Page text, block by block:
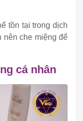
tồn tại trong dịch
nên che miệng để
cá nhân